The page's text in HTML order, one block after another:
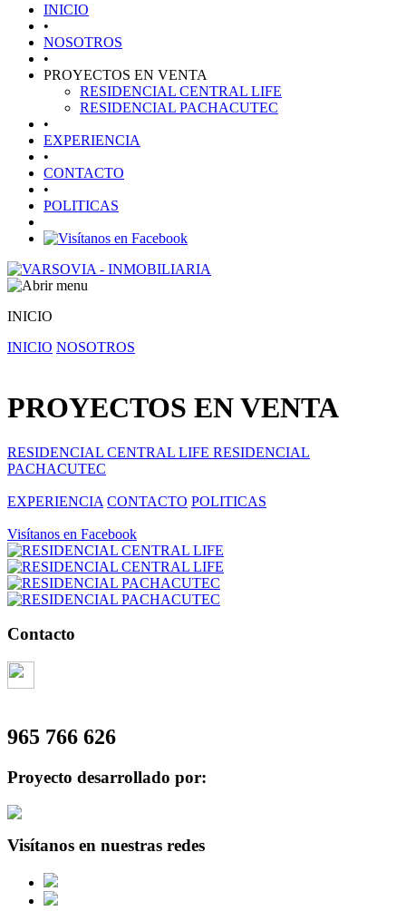
INICIO
•
NOSOTROS
•
PROYECTOS EN VENTA
RESIDENCIAL CENTRAL LIFE
RESIDENCIAL PACHACUTEC
•
EXPERIENCIA
•
CONTACTO
•
POLITICAS
INICIO
INICIO NOSOTROS
PROYECTOS EN VENTA
RESIDENCIAL CENTRAL LIFE RESIDENCIAL
PACHACUTEC
EXPERIENCIA CONTACTO POLITICAS
Visítanos en Facebook
Contacto
965 766 626
Proyecto desarrollado por:
Visítanos en nuestras redes